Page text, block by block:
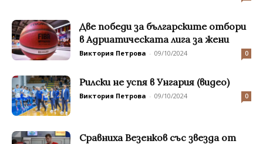
Две победи за българските отбори
в Адриатическата лига за жени
Виктория Петрова - 09/10/2024 0
Рилски не успя в Унгария (видео)
Виктория Петрова - 09/10/2024 0
Сравниха Везенков със звезда от